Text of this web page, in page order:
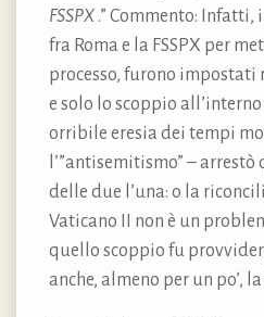
FSSPX .” Commento:
fra Roma e la FSSPX per
processo, furono impostati
e solo lo scoppio
orribile eresia dei tempi
l’”antisemitismo” – arrestò
delle due l’una: o la
Vaticano II non è un
quello scoppio fu
anche, almeno per un po’,